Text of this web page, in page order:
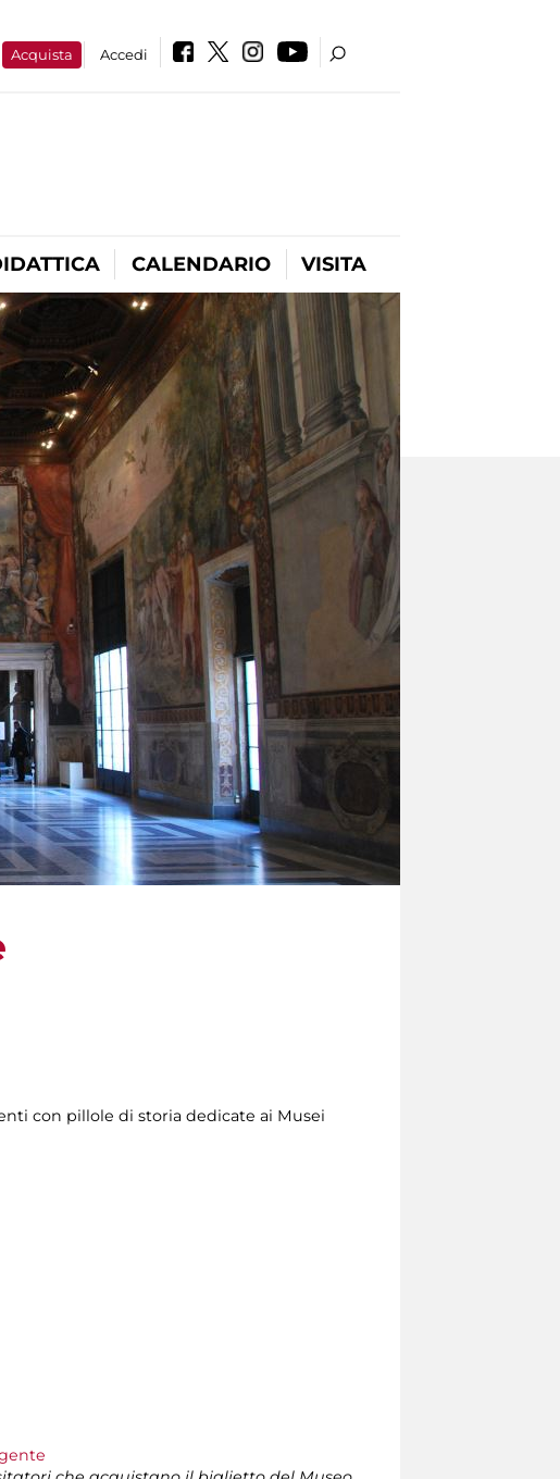
Acquista Accedi
CALENDARIO VISITA
con pillole di storia dedicate ai Musei